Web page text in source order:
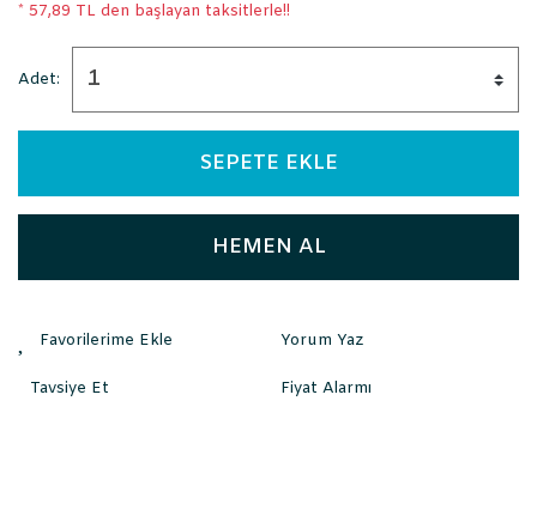
* 57,89 TL den başlayan taksitlerle!!
Adet:
SEPETE EKLE
HEMEN AL
Yorum Yaz
Tavsiye Et Fiyat Alarmı